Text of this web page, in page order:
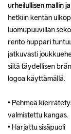
urheilullisen mallin
hetkiin kentän
luomupuuvillan
rento huppari
jatkuvasti
siitä täydellisen
logoa käyttämällä.
• Pehmeä
valmistettu kangas.
• Harjattu sisäpuoli
urheilullisen mallin
hetkiin kentän
luomupuuvillan
rento huppari
jatkuvasti
siitä täydellisen
logoa käyttämällä.
• Pehmeä
valmistettu kangas.
• Harjattu sisäpuoli